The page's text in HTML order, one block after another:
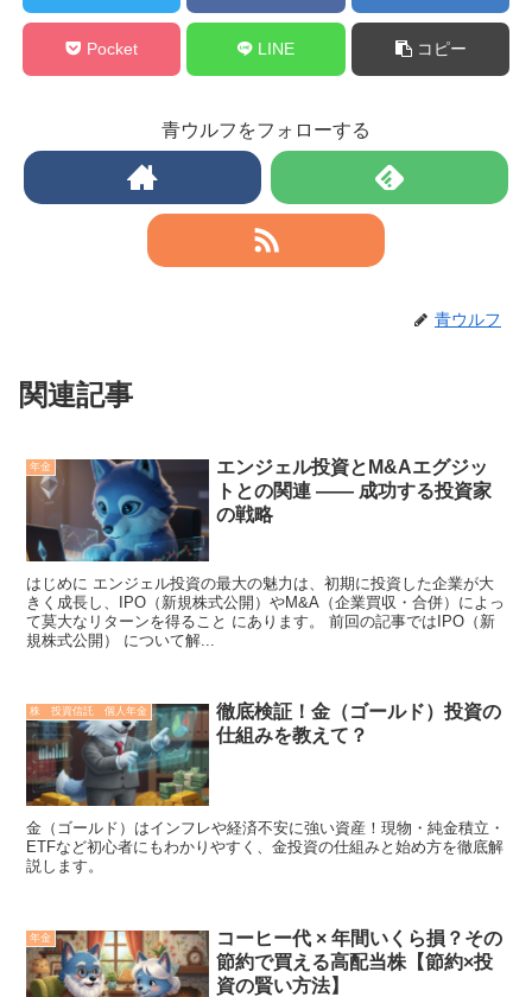
Pocket LINE コピー
青ウルフをフォローする
青ウルフ
関連記事
年金
エンジェル投資とM&Aエグジッ
トとの関連 —— 成功する投資家
の戦略
はじめに エンジェル投資の最大の魅力は、初期に投資した企業が大
きく成長し、IPO（新規株式公開）やM&A（企業買収・合併）によっ
て莫大なリターンを得ること にあります。 前回の記事ではIPO（新
規株式公開） について解...
株 投資信託 個人年金
徹底検証！金（ゴールド）投資の
仕組みを教えて？
金（ゴールド）はインフレや経済不安に強い資産！現物・純金積立・
ETFなど初心者にもわかりやすく、金投資の仕組みと始め方を徹底解
説します。
年金
コーヒー代 × 年間いくら損？その
節約で買える高配当株【節約×投
資の賢い方法】